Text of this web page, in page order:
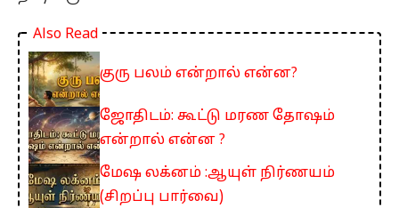
Also Read
குரு பலம் என்றால் என்ன?
ஜோதிடம்: கூட்டு மரண தோஷம்
என்றால் என்ன ?
மேஷ லக்னம் :ஆயுள் நிர்ணயம்
(சிறப்பு பார்வை)